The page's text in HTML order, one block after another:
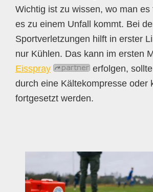
Wichtig ist zu wissen, wo man es
es zu einem Unfall kommt. Bei
Sportverletzungen hilft in erster
nur Kühlen. Das kann im ersten
Eisspray
erfolgen,
durch eine Kältekompresse oder
fortgesetzt werden.